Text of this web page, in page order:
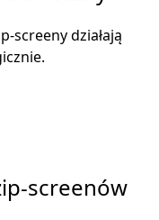
screeny działają
screenów